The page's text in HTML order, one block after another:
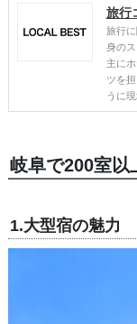
旅行
旅行
身の
主に
ツを
うに
岐阜で200室以
1.大型宿の魅力